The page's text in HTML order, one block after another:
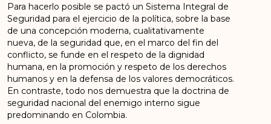
Para hacerlo posible se pactó un Sistema Integral de
Seguridad para el ejercicio de la política, sobre la base
de una concepción moderna, cualitativamente
nueva, de la seguridad que, en el marco del fin del
conflicto, se funde en el respeto de la dignidad
humana, en la promoción y respeto de los derechos
humanos y en la defensa de los valores democráticos.
En contraste, todo nos demuestra que la doctrina de
seguridad nacional del enemigo interno sigue
predominando en Colombia.